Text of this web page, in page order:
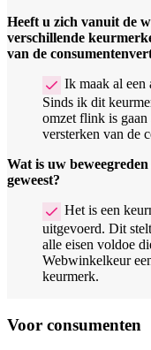
Heeft u zich vanuit de
verschillende
van de
Ik maak al een
Sinds ik dit
omzet flink is
versterken van de
Wat is uw
geweest?
Het is een
uitgevoerd. Dit
alle eisen voldoe
Webwinkelkeur
keurmerk.
Voor consumenten